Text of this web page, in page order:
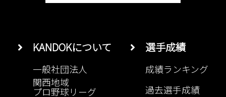
KANDOKについて
一般社団法人
関西地域
プロ野球リーグ
選手成績
成績ランキング
過去選手成績